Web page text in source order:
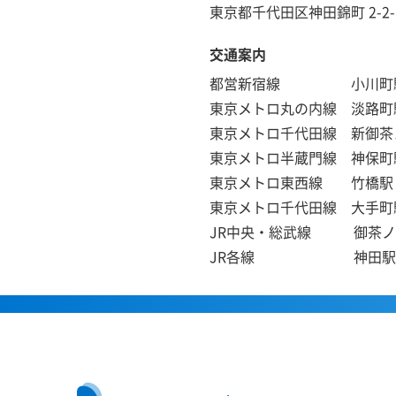
東京都千代田区神田錦町 2-
交通案内
都営新宿線 小川町駅
東京メトロ丸の内線 淡路
東京メトロ千代田線 新御
東京メトロ半蔵門線 神保町
東京メトロ東西線 竹橋駅
東京メトロ千代田線 大手町
JR中央・総武線 御茶ノ
JR各線 神田駅 4番/